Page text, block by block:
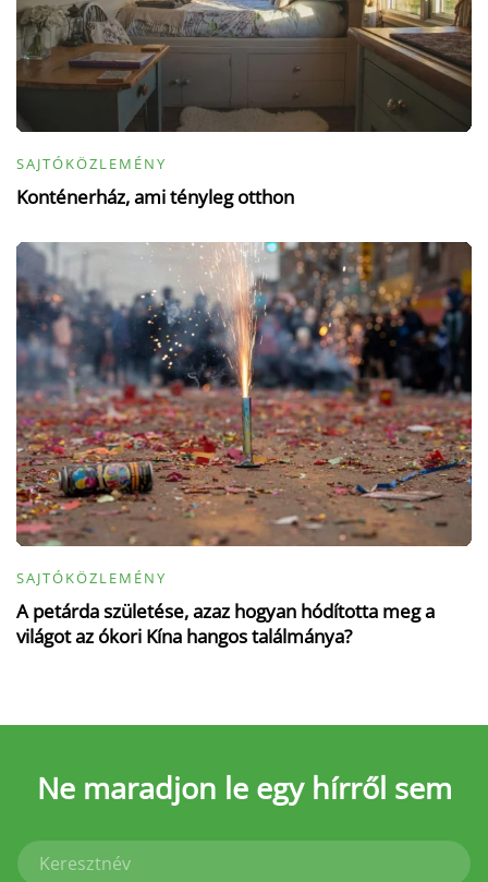
SAJTÓKÖZLEMÉNY
Konténerház, ami tényleg otthon
SAJTÓKÖZLEMÉNY
A petárda születése, azaz hogyan hódította meg a
világot az ókori Kína hangos találmánya?
Ne maradjon le egy hírről sem